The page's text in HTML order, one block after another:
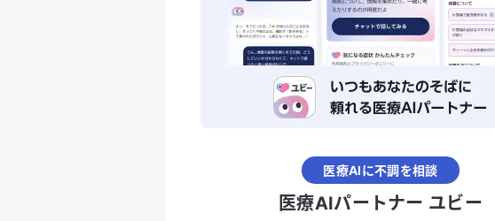
医療AIに不調を相談
医療AIパートナー ユビー